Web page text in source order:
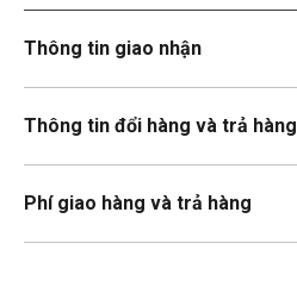
Thông tin giao nhận
Thông tin đổi hàng và trả hàng
Phí giao hàng và trả hàng